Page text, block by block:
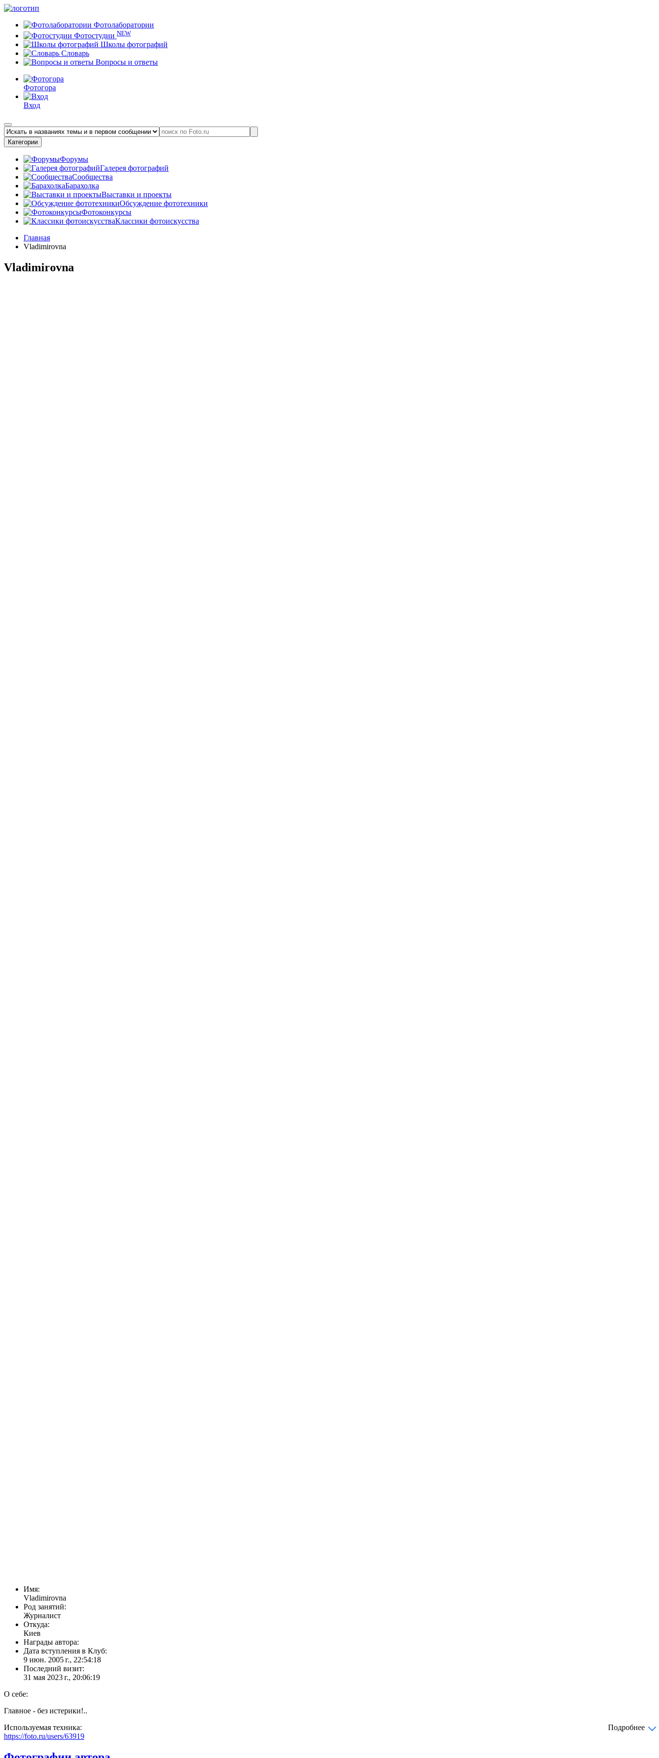
Фотолаборатории
Фотостудии NEW
Школы фотографий
Словарь
Вопросы и ответы
Фотогора
Вход
Категории
Форумы
Галерея фотографий
Сообщества
Барахолка
Выставки и проекты
Обсуждение фототехники
Фотоконкурсы
Классики фотоискусства
Главная
Vladimirovna
Vladimirovna
Имя:
Vladimirovna
Род занятий:
Журналист
Откуда:
Киев
Награды автора:
Дата вступления в Клуб:
9 июн. 2005 г., 22:54:18
Последний визит:
31 мая 2023 г., 20:06:19
О себе:
Главное - без истерики!..
Используемая техника:
Подробнее
https://foto.ru/users/63919